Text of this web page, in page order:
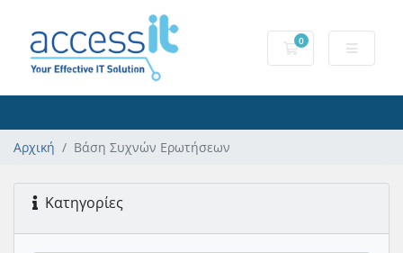
0
Καλάθι αγορών
Αρχική Βάση Συχνών Ερωτήσεων
Κατηγορίες